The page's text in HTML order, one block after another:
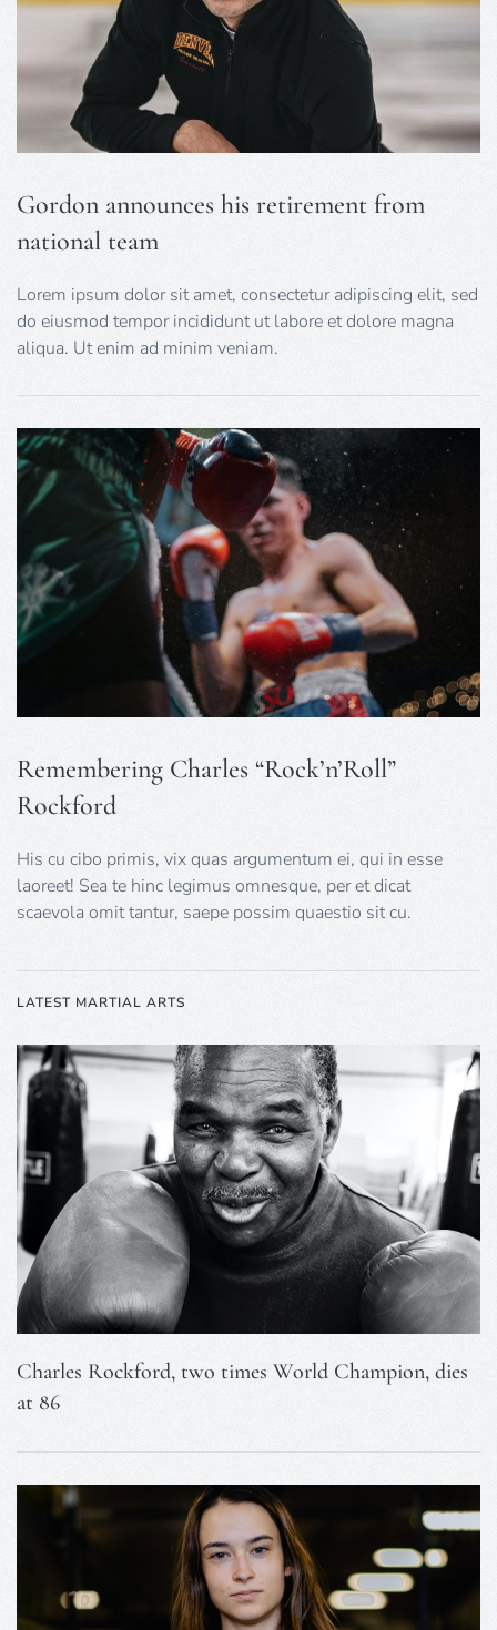
Gordon announces his retirement from
national team
Lorem ipsum dolor sit amet, consectetur adipiscing elit, sed
do eiusmod tempor incididunt ut labore et dolore magna
aliqua. Ut enim ad minim veniam.
Remembering Charles “Rock’n’Roll”
Rockford
His cu cibo primis, vix quas argumentum ei, qui in esse
laoreet! Sea te hinc legimus omnesque, per et dicat
scaevola omit tantur, saepe possim quaestio sit cu.
LATEST MARTIAL ARTS
Charles Rockford, two times World Champion, dies
at 86